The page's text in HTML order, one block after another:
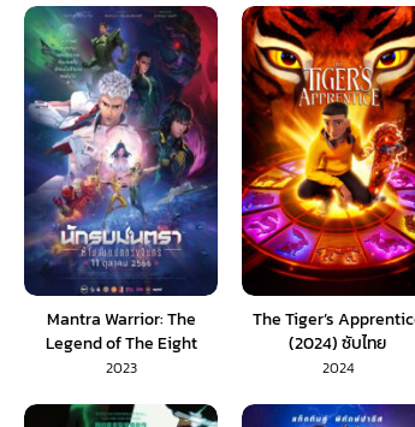
(พากย์ไทย)
Mantra Warrior: The
Legend of The Eight
Moons (2024) นักรบมน
2023
The Tiger’s
(2024) ซับไทย
2024